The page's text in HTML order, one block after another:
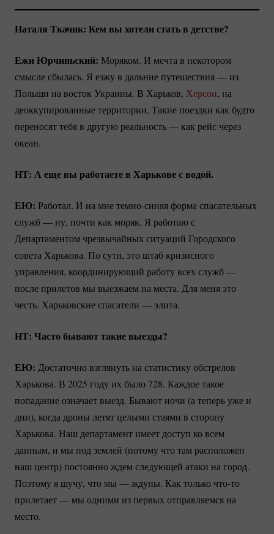
Наталя Ткачик: Кем вы хотели стать в детстве?
Ежи Юрчиньский: Моряком. И мечта в некотором
смысле сбылась. Я езжу в дальние путешествия — из
Польши на восток Украины. В Харьков, Херсон, на
деоккупированные территории. Такие поездки как будто
переносят тебя в другую реальность — как рейс через
океан.
НТ: А еще вы работаете в Харькове с водой.
ЕЮ: Работал. И на мнетемно-синяяформа спасательных
служб — ну, почти как моряк. Я работаю с
Департаментом чрезвычайных ситуаций Городского
совета Харькова. По сути, это штаб кризисного
управления, координирующий работу всех служб —
после прилетов мы выезжаем на места. Для меня это
честь. Харьковские спасатели — элита.
НТ: Часто бывают такие выезды?
ЕЮ: Достаточно взглянуть на статистику обстрелов
Харькова. В 2025 году их было 728. Каждое такое
попадание означает выезд. Бывают ночи (а теперь уже и
дни), когда дроны летят целыми стаями в сторону
Харькова. Наш департамент имеет доступ ко всем
данным, и мы под землей (потому что там расположен
наш центр) постоянно ждем следующей атаки на город.
Поэтому я шучу, что мы — ждуны. Как толькочто-то
прилетает — мы одними из первых отправляемся на
место.